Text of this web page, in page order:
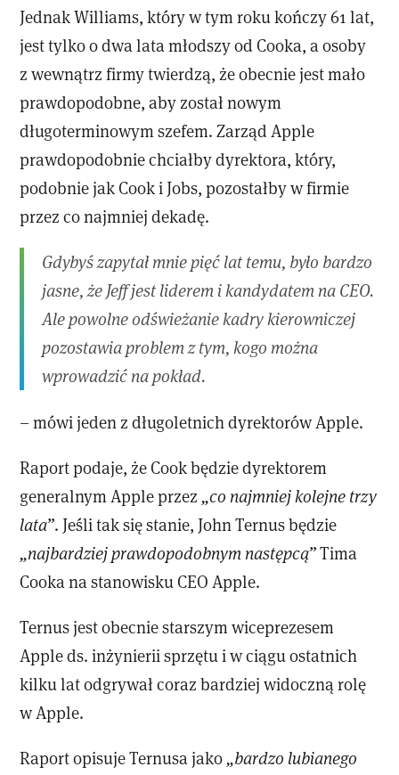
Jednak Williams, który w tym roku kończy 61 lat,
jest tylko o dwa lata młodszy od Cooka, a osoby
z wewnątrz firmy twierdzą, że obecnie jest mało
prawdopodobne, aby został nowym
długoterminowym szefem. Zarząd Apple
prawdopodobnie chciałby dyrektora, który,
podobnie jak Cook i Jobs, pozostałby w firmie
przez co najmniej dekadę.
Gdybyś zapytał mnie pięć lat temu, było bardzo
jasne, że Jeff jest liderem i kandydatem na CEO.
Ale powolne odświeżanie kadry kierowniczej
pozostawia problem z tym, kogo można
wprowadzić na pokład.
– mówi jeden z długoletnich dyrektorów Apple.
Raport podaje, że Cook będzie dyrektorem
generalnym Apple przez „co najmniej kolejne trzy
lata”. Jeśli tak się stanie, John Ternus będzie
„najbardziej prawdopodobnym następcą”Tima
Cooka na stanowisku CEO Apple.
Ternus jest obecnie starszym wiceprezesem
Apple ds. inżynierii sprzętu i w ciągu ostatnich
kilku lat odgrywał coraz bardziej widoczną rolę
w Apple.
Raport opisuje Ternusa jako„bardzo lubianego